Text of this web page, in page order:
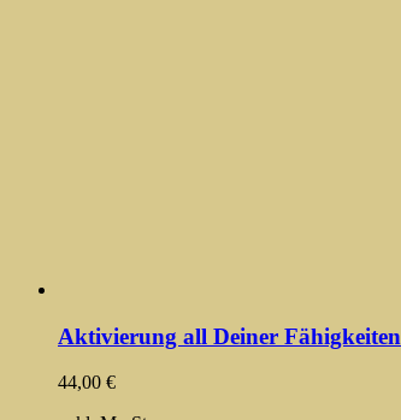
Aktivierung all Deiner Fähigkeiten
44,00 €